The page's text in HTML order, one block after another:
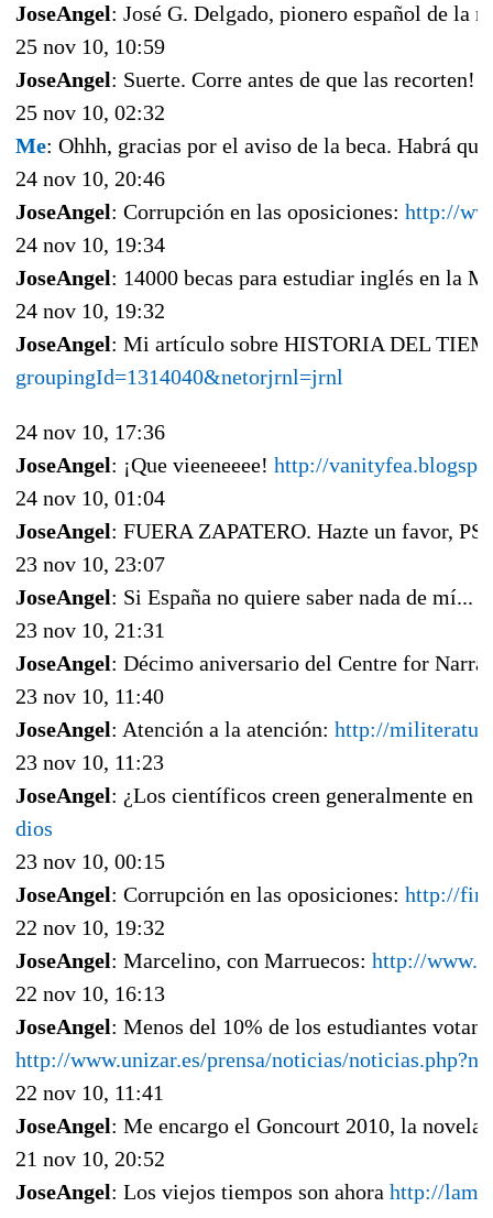
JoseAngel: José G. Delgado, pionero español de la
25 nov 10, 10:59
JoseAngel: Suerte. Corre antes de que las recorten!
25 nov 10, 02:32
Me: Ohhh, gracias por el aviso de la beca. Habrá
24 nov 10, 20:46
JoseAngel: Corrupción en las oposiciones: http://
24 nov 10, 19:34
JoseAngel: 14000 becas para estudiar inglés en la
24 nov 10, 19:32
JoseAngel: Mi artículo sobre HISTORIA DEL
groupingId=1314040&netorjrnl=jrnl
24 nov 10, 17:36
JoseAngel: ¡Que vieeneeee! http://
24 nov 10, 01:04
JoseAngel: FUERA ZAPATERO. Hazte un favor,
23 nov 10, 23:07
JoseAngel: Si España no quiere saber nada de mí...
23 nov 10, 21:31
JoseAngel: Décimo aniversario del Centre for
23 nov 10, 11:40
JoseAngel: Atención a la atención: http://
23 nov 10, 11:23
JoseAngel: ¿Los científicos creen generalmente en
dios
23 nov 10, 00:15
JoseAngel: Corrupción en las oposiciones: http://
22 nov 10, 19:32
JoseAngel: Marcelino, con Marruecos: http://
22 nov 10, 16:13
JoseAngel: Menos del 10% de los estudiantes votan
http://www.unizar.es/prensa/noticias/
22 nov 10, 11:41
JoseAngel: Me encargo el Goncourt 2010, la
21 nov 10, 20:52
JoseAngel: Los viejos tiempos son ahora http://